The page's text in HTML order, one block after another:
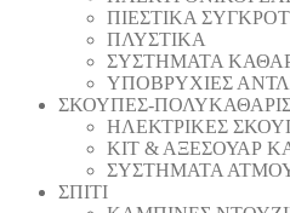
ΠΙΕΣΤΙΚΑ
ΠΛΥΣΤΙΚΑ
ΣΥΣΤΗΜΑΤΑ
ΥΠΟΒΡΥΧΙΕΣ
ΣΚΟΥΠΕΣ-
ΗΛΕΚΤΡΙΚΕΣ
ΚΙΤ & ΑΞΕΣΟΥΑΡ
ΣΥΣΤΗΜΑΤΑ
ΣΠΙΤΙ